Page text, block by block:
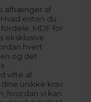
afhænger af
enten du
MDF for
eksklusive
hvert
og det
vifte af
unikke krav.
hvordan vi kan